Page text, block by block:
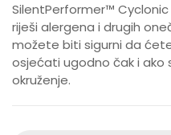
SilentPerformer™
riješi alergena i drugih
možete biti sigurni da
osjećati ugodno čak i ako
okruženje.